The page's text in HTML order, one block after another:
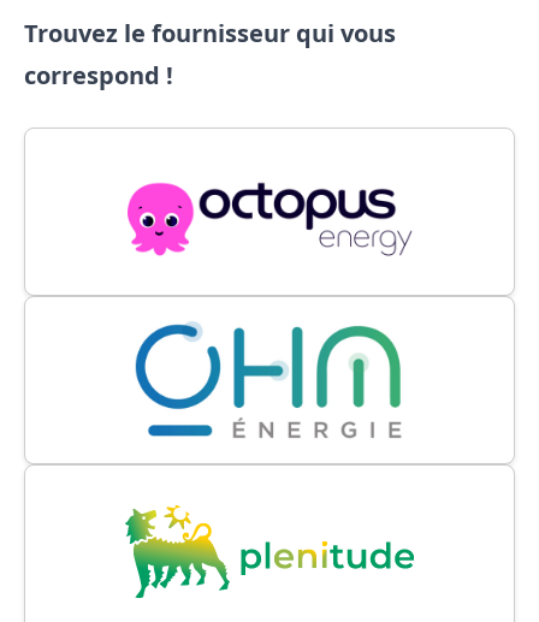
Trouvez le fournisseur qui vous
correspond !